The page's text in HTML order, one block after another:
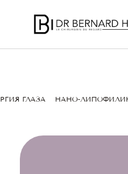
ГЛАЗА НАНО-